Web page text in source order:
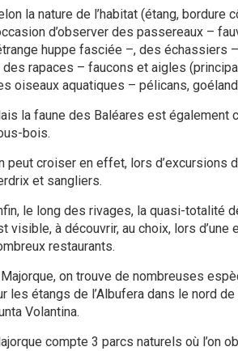
la nature de l’habitat (étang, bordure
d’observer des passereaux –
huppe fasciée –, des échassiers
des rapaces – faucons et aigles
oiseaux aquatiques – pélicans,
la faune des Baléares est également
bois.
peut croiser en effet, lors d’excursions
et sangliers.
le long des rivages, la quasi-totalité
visible, à découvrir, au choix, lors
restaurants.
on trouve de nombreuses
les étangs de l’Albufera dans le nord
Volantina.
compte 3 parcs naturels où l’on